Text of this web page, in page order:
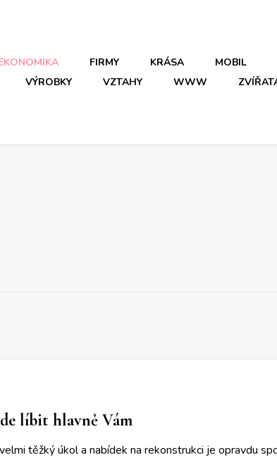
FIRMY KRÁSA MOBIL
VÝROBKY VZTAHY WWW
líbit hlavně Vám
těžký úkol a nabídek na rekonstrukci je opravdu